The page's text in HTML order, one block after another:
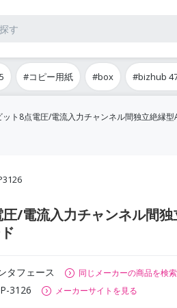
#コピー用紙 #box #bizhub
ット8点電圧/電流入力チャンネル間独立絶縁型
/電流入力チャンネル間独
タフェース 同じメーカーの商品を検
3126 メーカーサイトを見る